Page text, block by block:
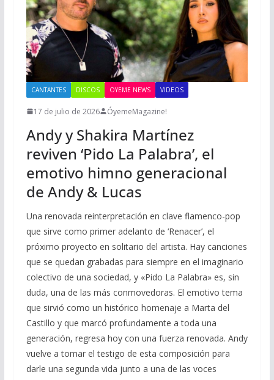
CANTANTES DISCOS OYEME NEWS VIDEOS
17 de julio de 2026 ÓyemeMagazine!
Andy y Shakira Martínez
reviven ‘Pido La Palabra’, el
emotivo himno generacional
de Andy & Lucas
Una renovada reinterpretación en clave flamenco-pop
que sirve como primer adelanto de ‘Renacer’, el
próximo proyecto en solitario del artista. Hay canciones
que se quedan grabadas para siempre en el imaginario
colectivo de una sociedad, y «Pido La Palabra» es, sin
duda, una de las más conmovedoras. El emotivo tema
que sirvió como un histórico homenaje a Marta del
Castillo y que marcó profundamente a toda una
generación, regresa hoy con una fuerza renovada. Andy
vuelve a tomar el testigo de esta composición para
darle una segunda vida junto a una de las voces